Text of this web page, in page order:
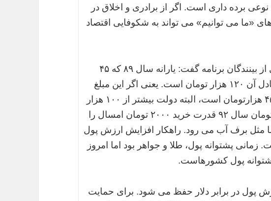
برده داری است. اگر از برادری و اخلاق در
«ما می توانیم» می تواند به شکوفایی اقتصاد
رضایی در پاسخ به پرسش یکی از بینندگان برنامه گفت: یارانه سال ۸۹ که ۴۵
هزار تومان بوده، هم اکنون معادل آن ۱۲۰ هزار تومان است. یعنی اگر این مبلغ
یارانه داده شود، معادل همان ۴۵ هزارتومان است، البته دولت بيشتر از ۱۰۰ هزار
تومان نمي تواند بپردازد. هزار تومان سال ۹۲ قدرت خرید ۲۰۰۰ تومان امسال را
مثل برف آب می رود. راهکار افزایش ارزش پول
پشتوانه پول، طلا و جواهر بود اما امروز
پول کشورهاست.
پول در برابر دلار حفظ می شود. برای حمایت